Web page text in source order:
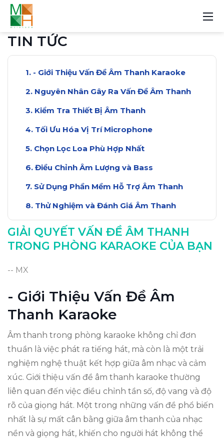
TIN TỨC
- Giới Thiệu Vấn Đề Âm Thanh Karaoke
Nguyên Nhân Gây Ra Vấn Đề Âm Thanh
Kiểm Tra Thiết Bị Âm Thanh
Tối Ưu Hóa Vị Trí Microphone
Chọn Lọc Loa Phù Hợp Nhất
Điều Chỉnh Âm Lượng và Bass
Sử Dụng Phần Mềm Hỗ Trợ Âm Thanh
Thử Nghiệm và Đánh Giá Âm Thanh
Kết Luận: Cải Thiện Trải Nghiệm Karaoke
GIẢI QUYẾT VẤN ĐỀ ÂM THANH
TRONG PHÒNG KARAOKE CỦA BẠN
-- MX
- Giới Thiệu Vấn Đề Âm
Thanh Karaoke
Âm thanh trong phòng karaoke không chỉ đơn
thuần là việc phát ra tiếng hát, mà còn là một trải
nghiệm nghệ thuật kết hợp giữa âm nhạc và cảm
xúc. Giới thiệu vấn đề âm thanh karaoke thường
liên quan đến việc điều chỉnh tần số, độ vang và độ
rõ của giọng hát. Một trong những vấn đề phổ biến
nhất là sự mất cân bằng giữa âm thanh của nhạc
nền và giọng hát, khiến cho người hát không thể